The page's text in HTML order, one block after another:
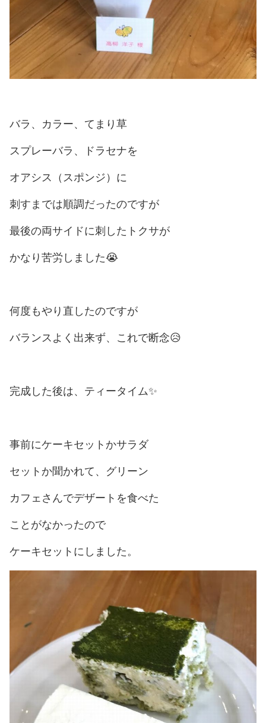
バラ、カラー、てまり草
スプレーバラ、ドラセナを
オアシス（スポンジ）に
刺すまでは順調だったのですが
最後の両サイドに刺したトクサが
かなり苦労しました😭
何度もやり直したのですが
バランスよく出来ず、これで断念😥
完成した後は、ティータイム✨
事前にケーキセットかサラダ
セットか聞かれて、グリーン
カフェさんでデザートを食べた
ことがなかったので
ケーキセットにしました。